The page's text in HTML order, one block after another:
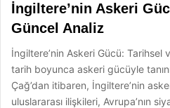
İngiltere’nin Askeri
Güncel Analiz
İngiltere’nin Askeri Gücü: Tarihsel
tarih boyunca askeri gücüyle
Çağ’dan itibaren, İngiltere’nin
uluslararası ilişkileri, Avrupa’nın